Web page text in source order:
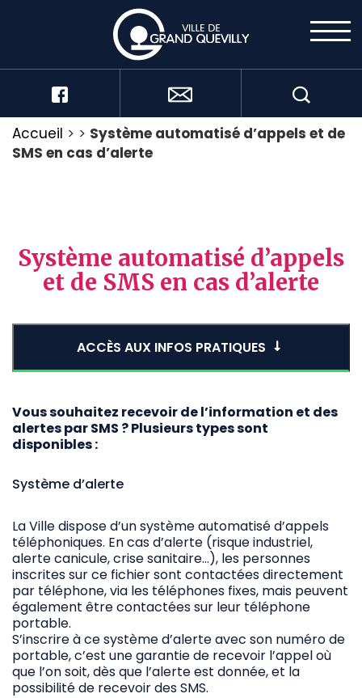
Accueil > > Système automatisé d’appels et de
SMS en cas d’alerte
Système automatisé d’appels
et de SMS en cas d’alerte
ACCÈS AUX INFOS PRATIQUES
Vous souhaitez recevoir de l’information et des
alertes par SMS ? Plusieurs types sont
disponibles :
Système d’alerte
La Ville dispose d’un système automatisé d’appels
téléphoniques. En cas d’alerte (risque industriel,
alerte canicule, crise sanitaire…), les personnes
inscrites sur ce fichier sont contactées directement
par téléphone, via les téléphones fixes, mais peuvent
également être contactées sur leur téléphone
portable.
S’inscrire à ce système d’alerte avec son numéro de
portable, c’est une garantie de recevoir l’appel où
que l’on soit, dès que l’alerte est donnée, et la
possibilité de recevoir des SMS.